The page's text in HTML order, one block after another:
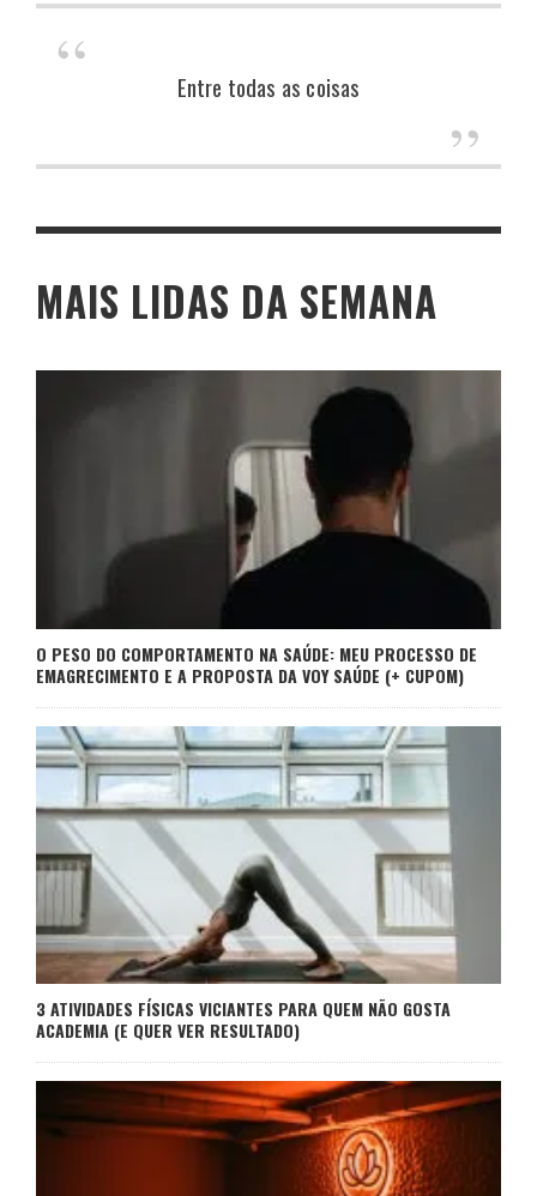
Entre todas as coisas
MAIS LIDAS DA SEMANA
O PESO DO COMPORTAMENTO NA SAÚDE: MEU PROCESSO DE
EMAGRECIMENTO E A PROPOSTA DA VOY SAÚDE (+ CUPOM)
3 ATIVIDADES FÍSICAS VICIANTES PARA QUEM NÃO GOSTA
ACADEMIA (E QUER VER RESULTADO)